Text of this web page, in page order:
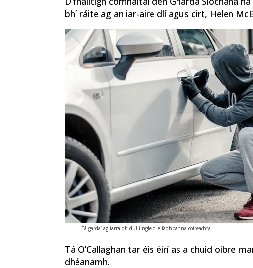
bhí ráite ag an iar-aire dlí agus cirt, Helen
Tá gardaí ag iarraidh dul i ngleic le fadhbanna coireachta
Tá O’Callaghan tar éis éirí as a chuid oibre
dhéanamh.